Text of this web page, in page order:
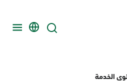
الخدمة